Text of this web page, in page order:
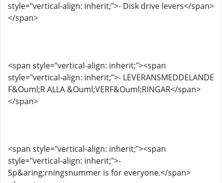
style="vertical-align: inherit;">- Disk drive levers</span>
</span>
<span style="vertical-align: inherit;"><span
style="vertical-align: inherit;">- LEVERANSMEDDELANDE
F&Ouml;R ALLA &Ouml;VERF&Ouml;RINGAR</span>
</span>
<span style="vertical-align: inherit;"><span
style="vertical-align: inherit;">-
Sp&aring;rningsnummer is for everyone.</span>